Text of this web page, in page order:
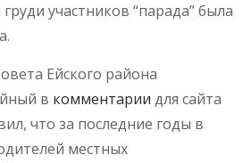
участников “парада” была
Ейского района
в комментарии для сайта
что за последние годы в
местных